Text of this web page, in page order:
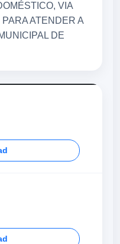
VIA
ATENDER A
DE